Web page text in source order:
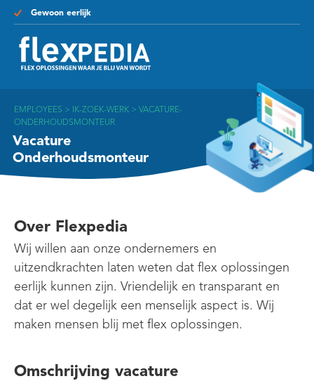
Gewoon eerlijk
EMPLOYEES > IK-ZOEK-WERK > VACATURE-
ONDERHOUDSMONTEUR
Vacature
Onderhoudsmonteur
Over Flexpedia
Wij willen aan onze ondernemers en
uitzendkrachten laten weten dat flex oplossingen
eerlijk kunnen zijn. Vriendelijk en transparant en
dat er wel degelijk een menselijk aspect is. Wij
maken mensen blij met flex oplossingen.
Omschrijving vacature